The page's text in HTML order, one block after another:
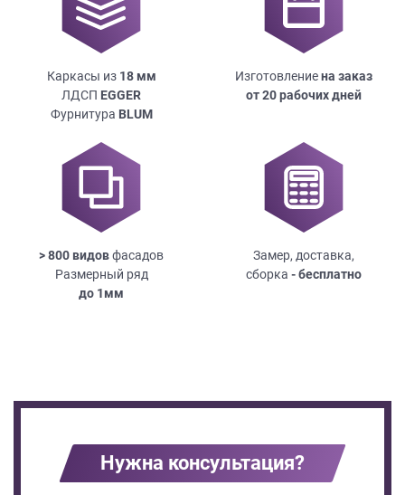
Каркасы из 18мм
ЛДСП EGGER
Фурнитура BLUM
Изготовлениена заказ
от 20 рабочих дней
> 800 видовфасадов
Размерный ряд
до 1мм
Замер, доставка,
сборка - бесплатно
Нужна консультация?